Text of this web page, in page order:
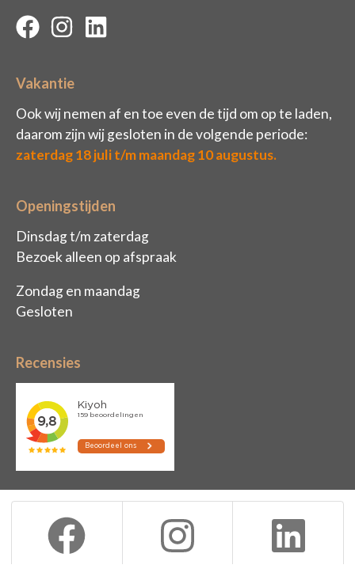
Vakantie
Ook wij nemen af en toe even de tijd om op te laden,
daarom zijn wij gesloten in de volgende periode:
zaterdag 18 juli t/m maandag 10 augustus.
Openingstijden
Dinsdag t/m zaterdag
Bezoek alleen op afspraak
Zondag en maandag
Gesloten
Recensies